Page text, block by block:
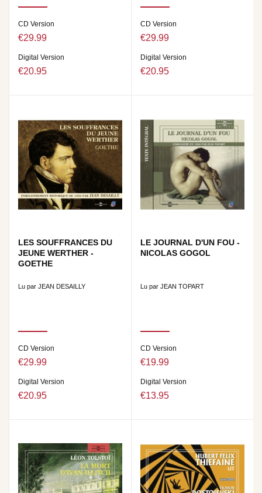
CD Version
€29.99
Digital Version
€20.95
CD Version
€29.99
Digital Version
€20.95
LES SOUFFRANCES DU
JEUNE WERTHER -
GOETHE
Lu par JEAN DESAILLY
CD Version
€29.99
Digital Version
€20.95
LE JOURNAL D'UN FOU -
NICOLAS GOGOL
Lu par JEAN TOPART
CD Version
€19.99
Digital Version
€13.95